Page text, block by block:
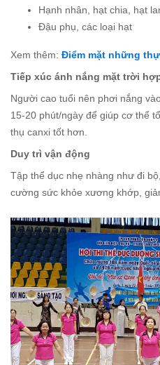
Hạnh nhân, hạt chia, hạt
Đậu phụ, các loại hạt
Xem thêm: Điểm mặt những
Tiếp xúc ánh nắng mặt trời
Người cao tuổi nên phơi nắng
15-20 phút/ngày để giúp cơ thể
thụ canxi tốt hơn.
Duy trì vận động
Tập thể dục nhẹ nhàng như đi
cường sức khỏe xương khớp,